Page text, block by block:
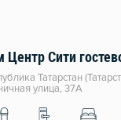
Центр Сити
Татарстан
улица, 37А